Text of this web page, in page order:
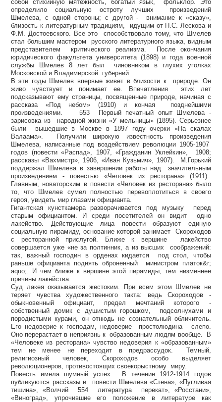
собой стихийную мятежность, богатый язык, фольклор. Это
определило социальную остроту лучших произведений
Шмелева, с одной стороны; с другой - внимание к «сказу»,
близость к литературным традициям, идущим от Н.С. Лескова и
Ф.М. Достоевского. Все это способствовало тому, что Шмелев
стал большим мастером русского литературного языка, видным
представителем критического реализма. После окончания
юридического факультета университета (1898) и года военной
службы Шмелев 8 лет был чиновником в глухих уголках
Московской и Владимирской губерний.
В эти годы Шмелев впервые живет в близости к природе. Он
живо чувствует и понимает ее. Впечатления этих лет
подсказывают ему страницы, посвященные природе, начиная с
рассказа «Под небом» (1910) и кончая позднейшими
произведениями. 553 Первый печатный опыт Шмелева -
зарисовка из народной жизни «У мельницы» (1895). Серьезнее
были вышедшие в Москве в 1897 году очерки «На скалах
Валаама». Получили широкую известность произведения
Шмелева, написанные под воздействием революции 1905-1907
годов (повести «Распад», 1907, «Гражданин Уклейкин», 1908;
рассказы «Вахмистр», 1906, «Иван Кузьмич», 1907). М.Горький
поддержал Шмелева в завершении работы над значительным
произведением - повестью «Человек из ресторана» (1911).
Главным, новаторским в повести «Человек из ресторана» было
то, что Шмелев сумел полностью перевоплотиться в своего
героя, увидеть мир глазами официанта.
Гигантская кунсткамера разворачивается под музыку перед
старым официантом. И среди посетителей он видит одно
лакейство. Действующие лица повести образуют единую
социальную пирамиду, основание которой занимает Скороходов
с ресторанной прислугой. Ближе к вершине лакейство
совершается уже «не за полтинник, а из высших соображений:
так, важный господин в орденах кидается под стол, чтобы
раньше официанта поднять оброненный министром платок&r;
aquo;. И чем ближе к вершине этой пирамиды, тем низменнее
причины лакейства.
Суд лакея оказывается жестоким. При всем этом Шмелев не
теряет чувства художественного такта: ведь Скороходов -
обыкновенный официант, предел мечтаний которого -
собственный домик с душистым горошком, подсолнухами и
породистыми курами, он отнюдь не сознательный обличитель.
Его недоверие к господам, недоверие простолюдина - слепо.
Оно перерастает в неприязнь к образованным людям вообще. В
«Человеке из ресторана» чувство недоверия к «образованным»
тем не менее не переходит в предрассудок. Темный,
религиозный человек, Скороходов особо выделяет
революционеров, противостоящих своекорыстному миру.
Повесть имела шумный успех. В течение 1912-1914 годов
публикуются рассказы и повести Шмелева «Стена», «Пугливая
тишина», «Волчий 554 литература перекат», «Росстани»,
«Виноград», упрочившие его положение в литературе как